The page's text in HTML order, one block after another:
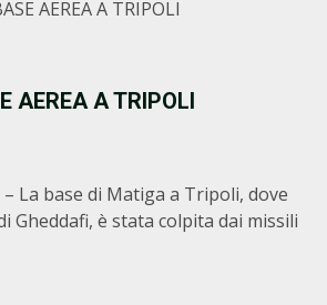
AEREA A TRIPOLI
AEREA A TRIPOLI
La base di Matiga a Tripoli, dove
Gheddafi, è stata colpita dai missili